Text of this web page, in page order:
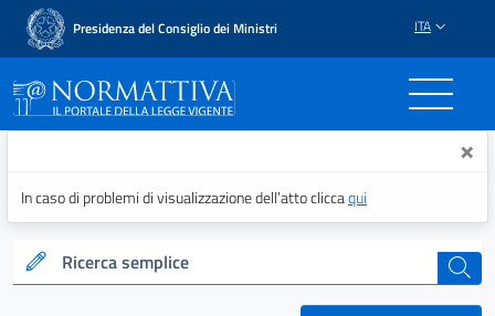
Presidenza del Consiglio dei Ministri ITA
Normattiva - Il portale ×
In caso di problemi di visualizzazione dell’atto cliccaqui
Ricerca semplice cerca